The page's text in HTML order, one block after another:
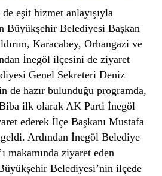
eşit hizmet anlayışıyla
Büyükşehir Belediyesi Başkan
Karacabey, Orhangazi ve
İnegöl ilçesini de ziyaret
Genel Sekreteri Deniz
de hazır bulunduğu programda,
ilk olarak AK Parti İnegöl
ederek İlçe Başkanı Mustafa
Ardından İnegöl Belediye
makamında ziyaret eden
Belediyesi’nin ilçede